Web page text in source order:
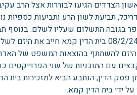
הצדדים הגיעו לבוררות אצל הרב
תביעת לשון הרע ותביעות
בגובה התשלום שעליו לשלם. בנוסף
עם התוכניות של שני הפרוייקטים
פסק הדין, הנתבע הביא למזכירות בית
ידי בית הדין קמא.